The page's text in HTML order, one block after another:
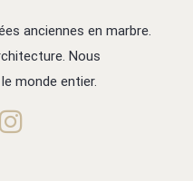
anciennes en marbre.
Nous
monde entier.